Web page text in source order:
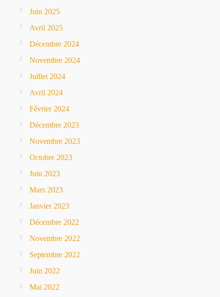
Juin 2025
Avril 2025
Décembre 2024
Novembre 2024
Juillet 2024
Avril 2024
Février 2024
Décembre 2023
Novembre 2023
Octobre 2023
Juin 2023
Mars 2023
Janvier 2023
Décembre 2022
Novembre 2022
Septembre 2022
Juin 2022
Mai 2022